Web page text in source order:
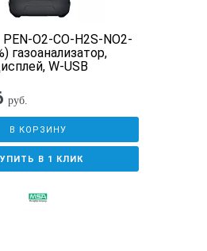
PEN-O2-CO-H2S-NO2-
газоанализатор,
W-USB
руб.
В КОРЗИНУ
В 1 КЛИК